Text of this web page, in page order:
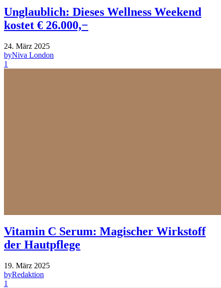
Unglaublich: Dieses Wellness Weekend
kostet € 26.000,−
24. März 2025
byNiva London
1
Vitamin C Serum: Magischer Wirkstoff
der Hautpflege
19. März 2025
byRedaktion
1